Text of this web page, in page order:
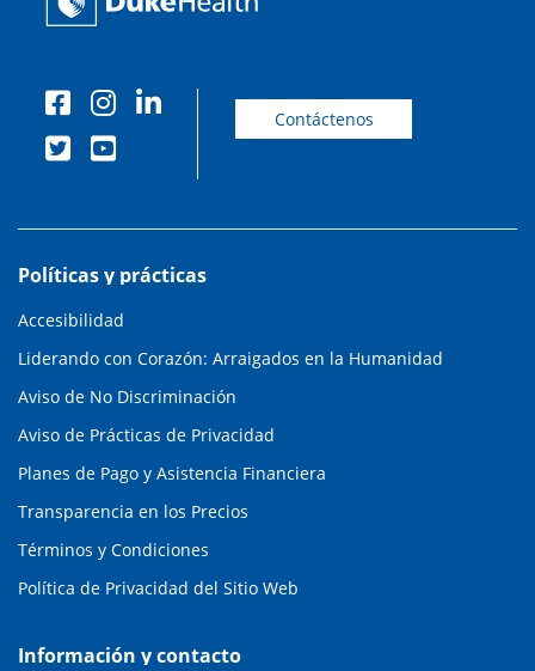
Contáctenos
Políticas y prácticas
Accesibilidad
Liderando con Corazón: Arraigados en la Humanidad
Aviso de No Discriminación
Aviso de Prácticas de Privacidad
Planes de Pago y Asistencia Financiera
Transparencia en los Precios
Términos y Condiciones
Política de Privacidad del Sitio Web
Información y contacto